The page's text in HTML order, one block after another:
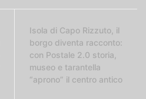
Isola di Capo Rizzuto, il
borgo diventa racconto:
con Postale 2.0 storia,
museo e tarantella
“aprono” il centro antico